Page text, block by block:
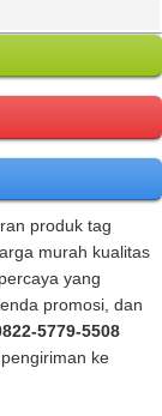
produk tag
murah kualitas
yang
promosi, dan
5779-5508
ke